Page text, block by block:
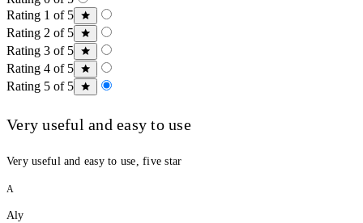
Rating 1 of 5
Rating 2 of 5
Rating 3 of 5
Rating 4 of 5
Rating 5 of 5
Very useful and easy to use
Very useful and easy to use, five star
A
Aly